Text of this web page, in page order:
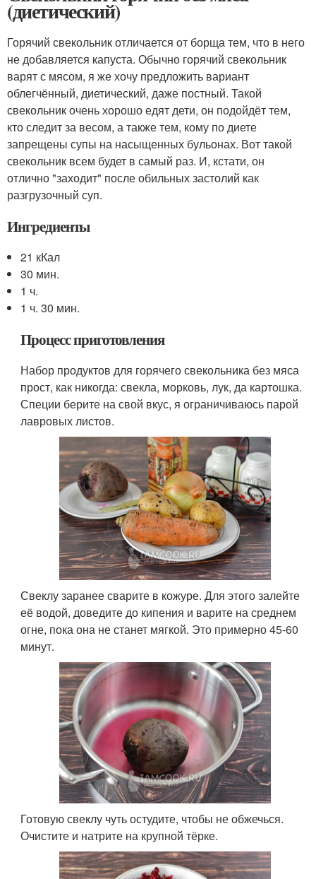
(диетический)
Горячий свекольник отличается от борща тем, что в него
не добавляется капуста. Обычно горячий свекольник
варят с мясом, я же хочу предложить вариант
облегчённый, диетический, даже постный. Такой
свекольник очень хорошо едят дети, он подойдёт тем,
кто следит за весом, а также тем, кому по диете
запрещены супы на насыщенных бульонах. Вот такой
свекольник всем будет в самый раз. И, кстати, он
отлично "заходит" после обильных застолий как
разгрузочный суп.
Ингредиенты
21 кКал
30 мин.
1 ч.
1 ч. 30 мин.
Процесс приготовления
Набор продуктов для горячего свекольника без мяса
прост, как никогда: свекла, морковь, лук, да картошка.
Специи берите на свой вкус, я ограничиваюсь парой
лавровых листов.
Свеклу заранее сварите в кожуре. Для этого залейте
её водой, доведите до кипения и варите на среднем
огне, пока она не станет мягкой. Это примерно 45-60
минут.
Готовую свеклу чуть остудите, чтобы не обжечься.
Очистите и натрите на крупной тёрке.